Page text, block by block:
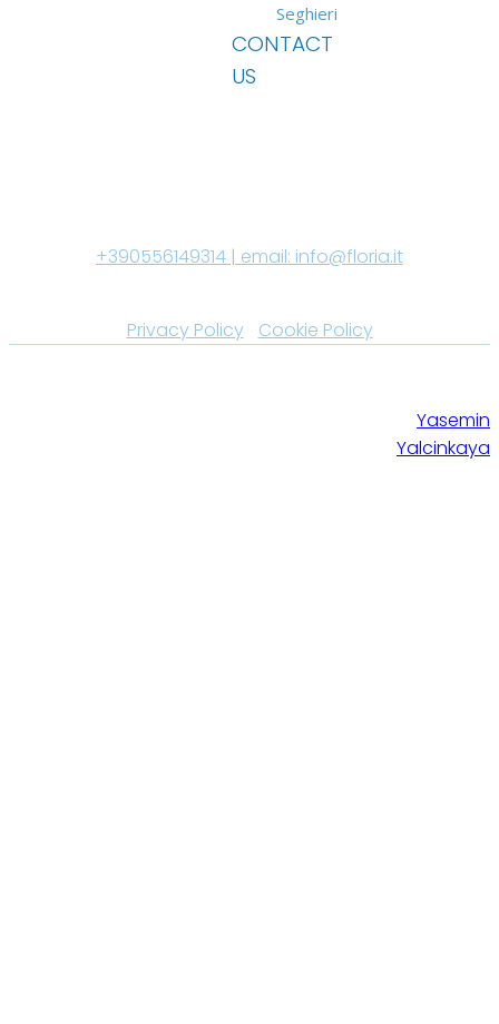
Seghieri
CONTACT
US
+390556149314 | email: info@floria.it
Privacy Policy| Cookie Policy
Yasemin
Yalcinkaya